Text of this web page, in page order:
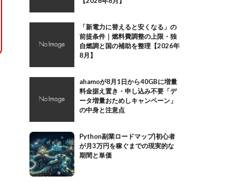
「新電力に替えると安くなる」の
前提条件｜燃料費調整の上限・独
自燃調と国の補助を整理【2026年
8月】
ahamoが8月1日から40GBに増量
料金据え置き・申し込み不要「デ
ータ増量おためしキャンペーン」
の中身と注意点
Python副業ロードマップ|初心者
が月3万円を稼ぐまでの現実的な
期間と単価